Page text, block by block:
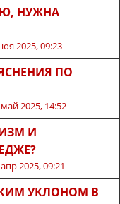
НУЖНА
2025, 09:23
ПО
2025, 14:52
И
2025, 09:21
УКЛОНОМ В